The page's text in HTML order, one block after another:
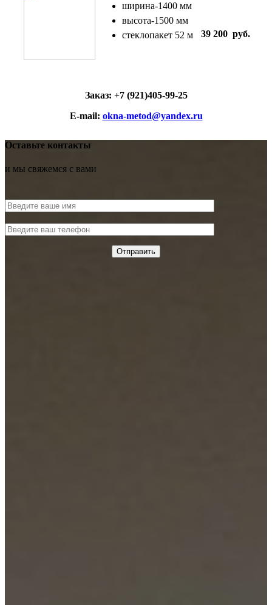
ширина-1400 мм
высота-1500 мм
стеклопакет 52 м
39 200 руб.
Заказ: +7 (921)405-99-25
E-mail: okna-metod@yandex.ru
Оставьте контакты
и мы свяжемся с вами